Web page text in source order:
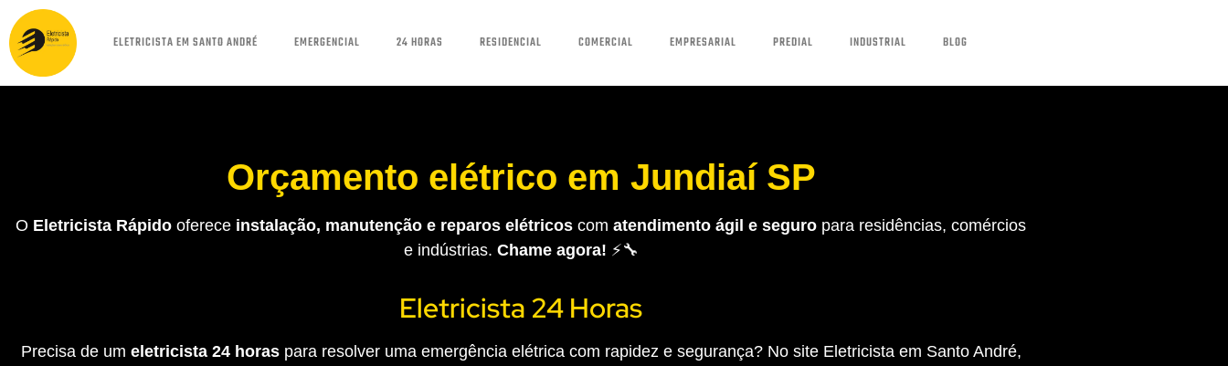
ELETRICISTA EM SANTO ANDRÉ EMERGENCIAL 24 HORAS RESIDENCIAL COMERCIAL EMPRESARIAL PREDIAL INDUSTRIAL BLOG
Orçamento elétrico em Jundiaí SP
O Eletricista Rápido oferece instalação, manutenção e reparos elétricos com atendimento ágil e seguro para residências, comércios
e indústrias. Chame agora! ⚡🔧
Eletricista 24 Horas
Precisa de um eletricista 24 horaspara resolver uma emergência elétrica com rapidez e segurança? No site Eletricista em Santo André,